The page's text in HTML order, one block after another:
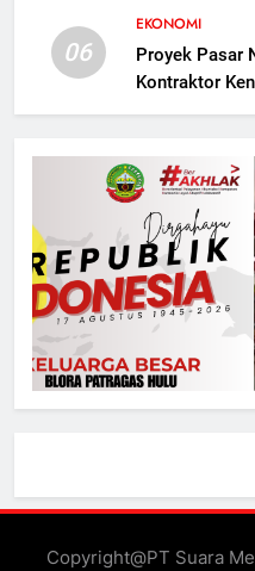
06
EKONOMI
Proyek Pasar
Kontraktor
Copyright@PT Suara